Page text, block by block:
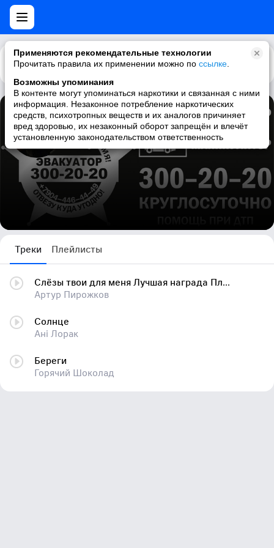
Применяются рекомендательные технологии
Прочитать правила их применении можно по ссылке
Возможны упоминания
В контенте могут упоминаться наркотики и связанная с ними
информация. Незаконное потребление наркотических
средств, психотропных веществ и их аналогов причиняет
вред здоровью, их незаконный оборот запрещён и влечёт
установленную законодательством ответственность
Каталог Рекомендации
Михаил Забашта
3 трека
Треки Плейлисты
Слёзы твои для меня Лучшая награда Плачь, детка, плачь от любви Большего не надо.. - Плачь, Детка
Артур Пирожков
Солнце
Ані Лорак
Береги
Горячий Шоколад